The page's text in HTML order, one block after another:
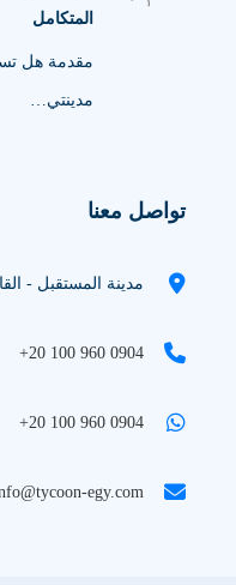
المتكامل
مقدمة هل
مدينتي…
تواصل معنا
مدينة المستقبل -
+20 100 960 0904
+20 100 960 0904
egy.com